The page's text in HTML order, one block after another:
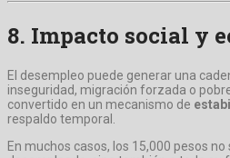
8. Impacto social y
El desempleo puede generar una
inseguridad, migración forzada o
convertido en un mecanismo de
respaldo temporal.
En muchos casos, los 15,000 pesos